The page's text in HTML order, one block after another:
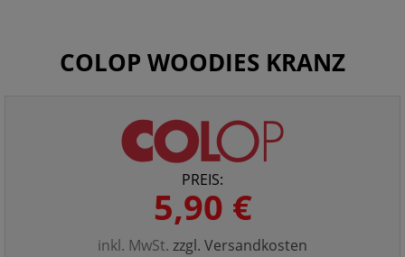
COLOP WOODIES KRANZ
PREIS:
5,90 €
inkl. MwSt. zzgl. Versandkosten